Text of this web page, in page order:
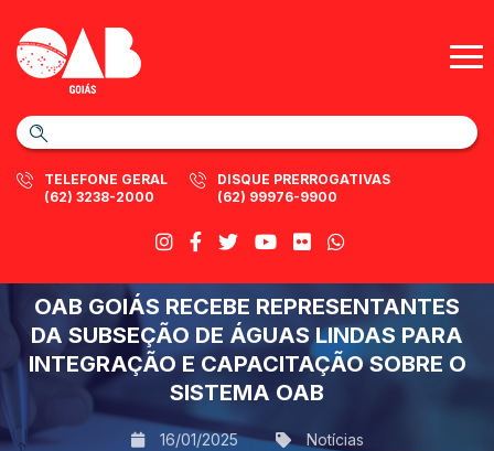
TELEFONE GERAL
(62) 3238-2000
DISQUE PRERROGATIVAS
(62) 99976-9900
OAB GOIÁS RECEBE REPRESENTANTES
DA SUBSEÇÃO DE ÁGUAS LINDAS PARA
INTEGRAÇÃO E CAPACITAÇÃO SOBRE O
SISTEMA OAB
16/01/2025 Notícias